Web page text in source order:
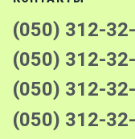
(050) 312-
(050) 312-
(050) 312-
(050) 312-